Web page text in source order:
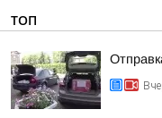
ТОП